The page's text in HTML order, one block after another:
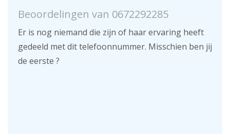
Beoordelingen van 0672292285
Er is nog niemand die zijn of haar ervaring heeft
gedeeld met dit telefoonnummer. Misschien ben jij
de eerste ?